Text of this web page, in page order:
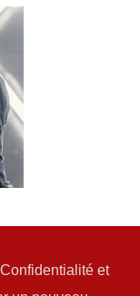
Confidentialité et